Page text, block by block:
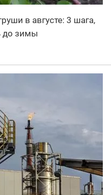
в августе: 3 шага,
до зимы